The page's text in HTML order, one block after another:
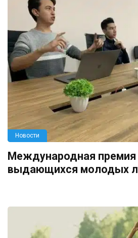
Новости
Международная премия
выдающихся молодых